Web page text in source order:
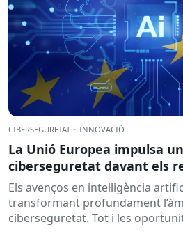
CIBERSEGURETAT · INNOVACIÓ
La Unió Europea impulsa
ciberseguretat davant els
intel·ligència artificial
Els avenços en intel·ligència
transformant profundament
ciberseguretat. Tot i les